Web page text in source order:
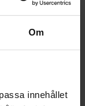
Om
innehållet